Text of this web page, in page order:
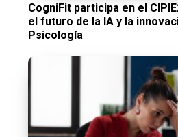
CogniFit participa en el
el futuro de la IA y la
Psicología